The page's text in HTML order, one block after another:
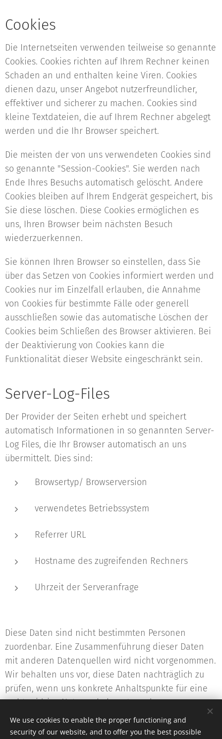
Cookies
Die Internetseiten verwenden teilweise so genannte
Cookies. Cookies richten auf Ihrem Rechner keinen
Schaden an und enthalten keine Viren. Cookies
dienen dazu, unser Angebot nutzerfreundlicher,
effektiver und sicherer zu machen. Cookies sind
kleine Textdateien, die auf Ihrem Rechner abgelegt
werden und die Ihr Browser speichert.
Die meisten der von uns verwendeten Cookies sind
so genannte "Session-Cookies". Sie werden nach
Ende Ihres Besuchs automatisch gelöscht. Andere
Cookies bleiben auf Ihrem Endgerät gespeichert, bis
Sie diese löschen. Diese Cookies ermöglichen es
uns, Ihren Browser beim nächsten Besuch
wiederzuerkennen.
Sie können Ihren Browser so einstellen, dass Sie
über das Setzen von Cookies informiert werden und
Cookies nur im Einzelfall erlauben, die Annahme
von Cookies für bestimmte Fälle oder generell
ausschließen sowie das automatische Löschen der
Cookies beim Schließen des Browser aktivieren. Bei
der Deaktivierung von Cookies kann die
Funktionalität dieser Website eingeschränkt sein.
Server-Log-Files
Der Provider der Seiten erhebt und speichert
automatisch Informationen in so genannten Server-
Log Files, die Ihr Browser automatisch an uns
übermittelt. Dies sind:
Browsertyp/ Browserversion
verwendetes Betriebssystem
Referrer URL
Hostname des zugreifenden Rechners
Uhrzeit der Serveranfrage
Diese Daten sind nicht bestimmten Personen
zuordenbar. Eine Zusammenführung dieser Daten
mit anderen Datenquellen wird nicht vorgenommen.
Wir behalten uns vor, diese Daten nachträglich zu
prüfen, wenn uns konkrete Anhaltspunkte für eine
rechtswidrige Nutzung bekannt werden.
We use cookies to enable the proper functioning and
security of our website, and to offer you the best possible